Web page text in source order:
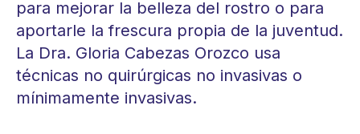
para mejorar la belleza del rostro o para
aportarle la frescura propia de la juventud.
La Dra. Gloria Cabezas Orozco usa
técnicas no quirúrgicas no invasivas o
mínimamente invasivas.